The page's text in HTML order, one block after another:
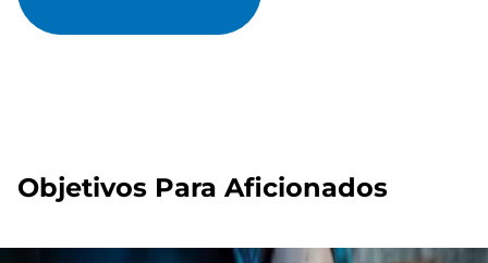
Objetivos Para Aficionados